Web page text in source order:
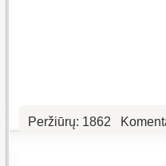
Peržiūrų: 1862